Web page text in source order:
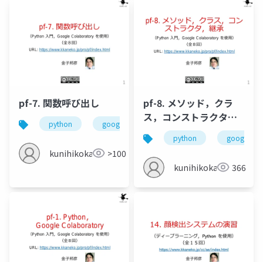
pf-7. 関数呼び出し
python google colaboratory 関数呼び出し
kunihikokaneko>100
pf-8. メソッド，クラ
ス，コンストラクタ，
継承
python google
kunihikokaneko366